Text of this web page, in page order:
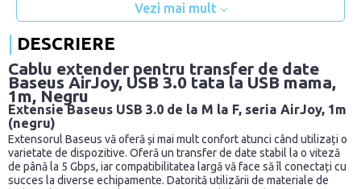
Vezi mai mult
DESCRIERE
Cablu extender pentru transfer de date
Baseus AirJoy, USB 3.0 tata la USB mama,
1m, Negru
Extensie Baseus USB 3.0 de la M la F, seria AirJoy, 1m
(negru)
Extensorul Baseus vă oferă și mai mult confort atunci când utilizați o
varietate de dispozitive. Oferă un transfer de date stabil la o viteză
de până la 5 Gbps, iar compatibilitatea largă vă face să îl conectați cu
succes la diverse echipamente. Datorită utilizării de materiale de